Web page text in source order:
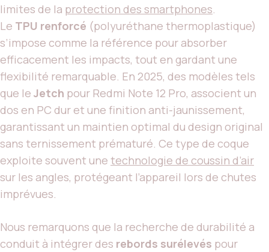
limites de la protection des smartphones
Le TPU renforcé (polyuréthane thermoplastique)
s’impose comme la référence pour absorber
efficacement les impacts, tout en gardant une
flexibilité remarquable. En 2025, des modèles tels
que le Jetch pour Redmi Note 12 Pro, associent un
dos en PC dur et une finition anti-jaunissement,
garantissant un maintien optimal du design original
sans ternissement prématuré. Ce type de coque
exploite souvent une technologie de coussin d’air
sur les angles, protégeant l’appareil lors de chutes
imprévues.
Nous remarquons que la recherche de durabilité a
conduit à intégrer des rebords surélevés pour